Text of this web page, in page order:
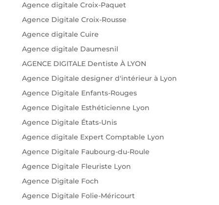
Agence digitale Croix-Paquet
Agence Digitale Croix-Rousse
Agence digitale Cuire
Agence digitale Daumesnil
AGENCE DIGITALE Dentiste À LYON
Agence Digitale designer d'intérieur à Lyon
Agence Digitale Enfants-Rouges
Agence Digitale Esthéticienne Lyon
Agence Digitale États-Unis
Agence digitale Expert Comptable Lyon
Agence Digitale Faubourg-du-Roule
Agence Digitale Fleuriste Lyon
Agence Digitale Foch
Agence Digitale Folie-Méricourt